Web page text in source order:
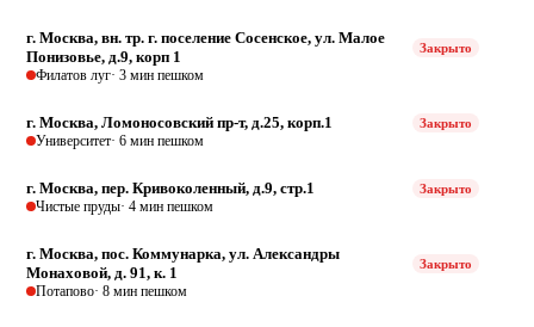
г. Москва, вн. тр. г. поселение Сосенское, ул. Малое
Понизовье, д.9, корп 1
Закрыто
Филатов луг· 3 мин пешком
г. Москва, Ломоносовский пр-т, д.25, корп.1 Закрыто
Университет· 6 мин пешком
г. Москва, пер. Кривоколенный, д.9, стр.1 Закрыто
Чистые пруды· 4 мин пешком
г. Москва, пос. Коммунарка, ул. Александры
Монаховой, д. 91, к. 1
Закрыто
Потапово· 8 мин пешком